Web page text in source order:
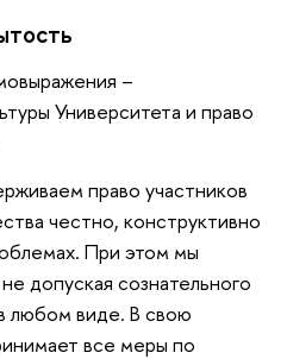
–
Университета и право
право участников
честно, конструктивно
При этом мы
допуская сознательного
любом виде. В свою
все меры по